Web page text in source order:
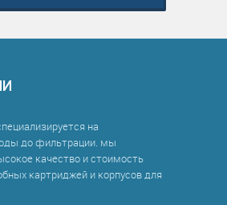
на
до фильтрации. мы
качество и стоимость
картриджей и корпусов для